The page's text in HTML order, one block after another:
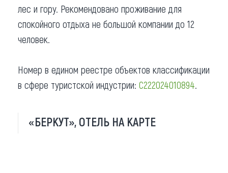
лес и гору. Рекомендовано проживание для
спокойного отдыха не большой компании до 12
человек.
Номер в едином реестре объектов классификации
в сфере туристской индустрии: С222024010894
«БЕРКУТ», ОТЕЛЬ НА КАРТЕ